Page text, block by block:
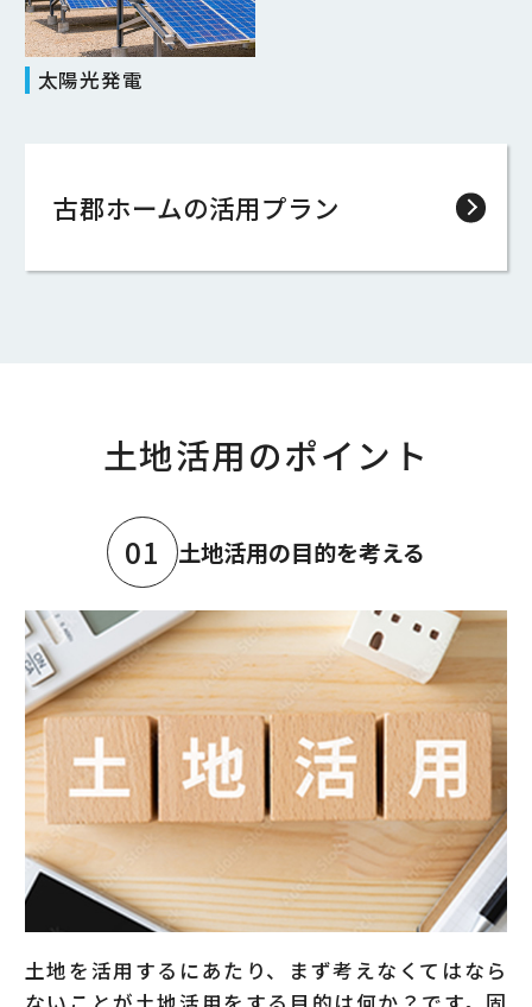
太陽光発電
古郡ホームの活用プラン
土地活用のポイント
01 土地活用の目的を考える
土地を活用するにあたり、まず考えなくてはなら